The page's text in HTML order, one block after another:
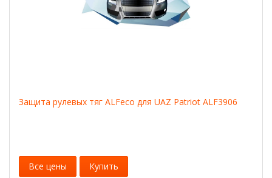
Защита рулевых тяг ALFeco для UAZ Patriot ALF3906
Все цены Купить